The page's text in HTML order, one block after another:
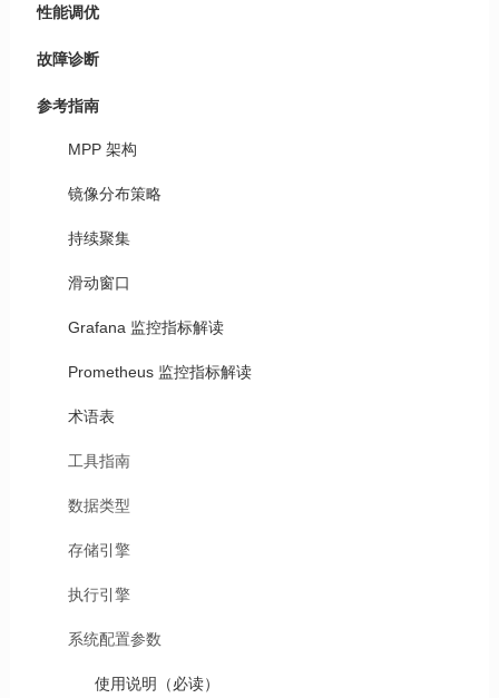
性能调优
故障诊断
参考指南
MPP 架构
镜像分布策略
持续聚集
滑动窗口
Grafana 监控指标解读
Prometheus 监控指标解读
术语表
工具指南
数据类型
存储引擎
执行引擎
系统配置参数
使用说明（必读）